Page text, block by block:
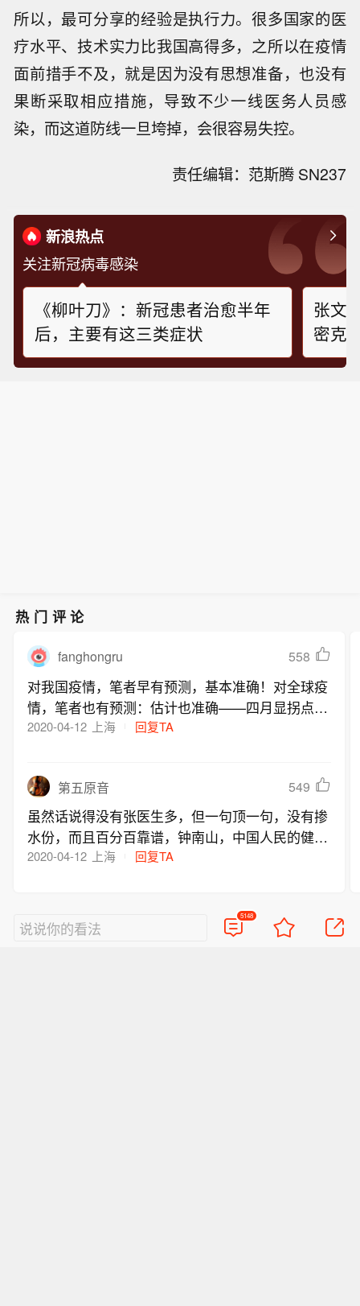
所以，最可分享的经验是执行力。很多国家的医
疗水平、技术实力比我国高得多，之所以在疫情
面前措手不及，就是因为没有思想准备，也没有
果断采取相应措施，导致不少一线医务人员感
染，而这道防线一旦垮掉，会很容易失控。
责任编辑：范斯腾 SN237
新浪热点
关注新冠病毒感染
《柳叶刀》：新冠患者治愈半年
后，主要有这三类症状
张文
密克
热门评论
fanghongru 558
对我国疫情，笔者早有预测，基本准确！对全球疫
情，笔者也有预测：估计也准确——四月显拐点，
五月走低，六月基本控制——没事了！！新冠其实
2020-04-12 上海 回复TA
第五原音 549
虽然话说得没有张医生多，但一句顶一句，没有掺
水份，而且百分百靠谱，钟南山，中国人民的健康
之山，全世界只有一座。
2020-04-12 上海 回复TA
好的评论会让人崇拜 查看5148条评论
说说你的看法
5148